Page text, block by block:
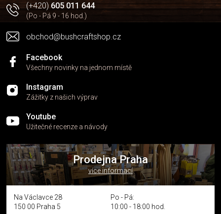
(+420)605 011 644
(Po - Pá 9 - 16 hod.)
obchod@bushcraftshop.cz
Facebook
Všechny novinky na jednom místě
Instagram
Zážitky z našich výprav
Youtube
Užitečné recenze a návody
Prodejna Praha
více informací
Na Václavce 28
150 00 Praha 5
Po - Pá:
10:00 - 18:00 hod.